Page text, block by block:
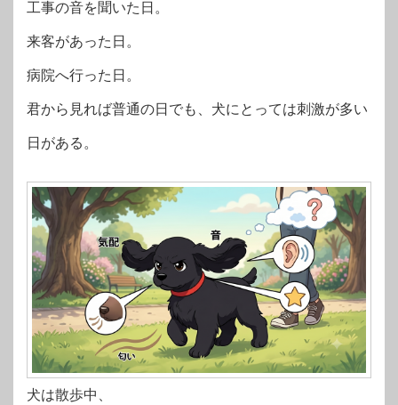
工事の音を聞いた日。
来客があった日。
病院へ行った日。
君から見れば普通の日でも、犬にとっては刺激が多い
日がある。
犬は散歩中、